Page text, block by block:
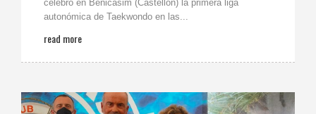
celebró en Benicasim (Castellón) la primera liga
autonómica de Taekwondo en las...
read more